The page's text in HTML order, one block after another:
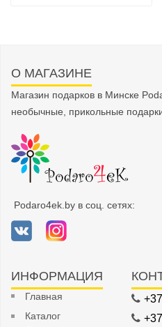
О МАГАЗИНЕ
Магазин подарков в Минске
необычные, прикольные
Podaro4ek.by в соц. сетях:
ИНФОРМАЦИЯ
Главная
Каталог